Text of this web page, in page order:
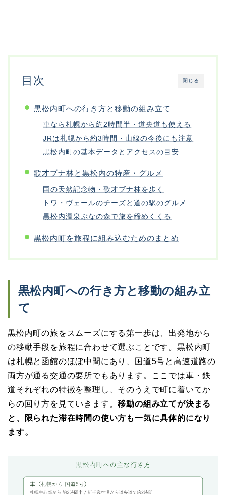
閉じる
目次
黒松内町への行き方と移動の組み立て
車なら札幌から約2時間半・道央道も使える
JRは札幌から約3時間・山線の今後にも注意
黒松内町の基本データとアクセスの目安
歌才ブナ林と黒松内の特産・グルメ
国の天然記念物・歌才ブナ林を歩く
トワ・ヴェールのチーズと道の駅のグルメ
黒松内温泉ぶなの森で旅を締めくくる
黒松内町を旅程に組み込むためのまとめ
黒松内町への行き方と移動の組み立
て
黒松内町の旅をスムーズにする第一歩は、出発地から
の移動手段を旅程に合わせて選ぶことです。黒松内町
は札幌と函館のほぼ中間にあり、国道5号と高速道路の
両方が通る交通の要所でもあります。ここでは車・鉄
道それぞれの特徴を整理し、そのうえで町に着いてか
らの回り方を見ていきます。移動の組み立てが決まる
と、限られた滞在時間の使い方も一気に具体的になり
ます。